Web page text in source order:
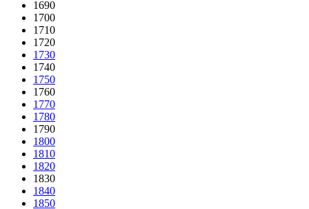
1690
1700
1710
1720
1730
1740
1750
1760
1770
1780
1790
1800
1810
1820
1830
1840
1850